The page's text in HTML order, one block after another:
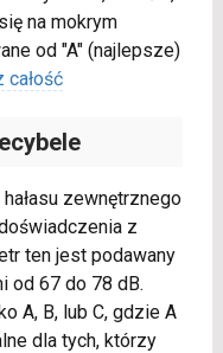
na mokrym
od "A" (najlepsze)
całość
zewnętrznego
z
ten jest podawany
od 67 do 78 dB.
A, B, lub C, gdzie A
dla tych, którzy